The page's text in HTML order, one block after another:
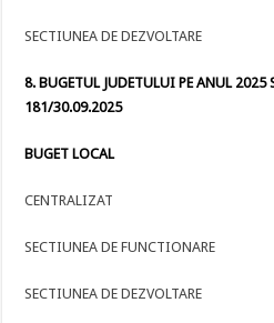
SECTIUNEA DE DEZVOLTARE
8. BUGETUL JUDETULUI PE ANUL
181/30.09.2025
BUGET LOCAL
CENTRALIZAT
SECTIUNEA DE FUNCTIONARE
SECTIUNEA DE DEZVOLTARE